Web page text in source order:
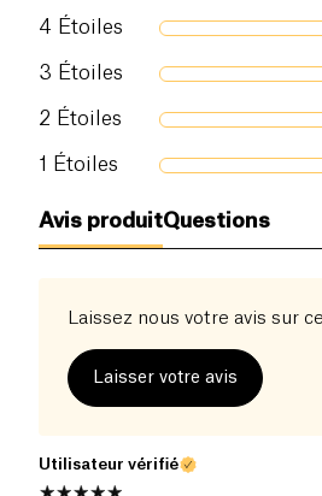
4 Étoiles
3 Étoiles
2 Étoiles
1 Étoiles
Avis produitQuestions
Laissez nous votre avis sur
Laisser votre avis
Utilisateur vérifié